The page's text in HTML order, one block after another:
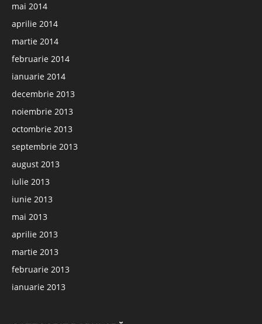
mai 2014
aprilie 2014
martie 2014
februarie 2014
ianuarie 2014
decembrie 2013
noiembrie 2013
octombrie 2013
septembrie 2013
august 2013
iulie 2013
iunie 2013
mai 2013
aprilie 2013
martie 2013
februarie 2013
ianuarie 2013